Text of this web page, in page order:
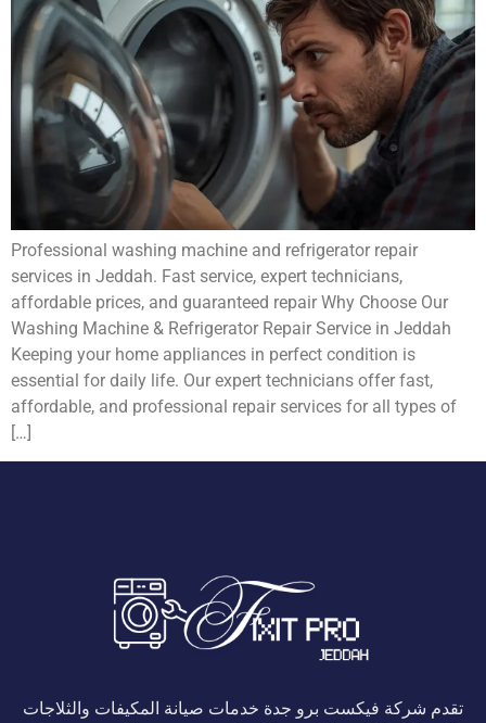
Professional washing machine and refrigerator repair
services in Jeddah. Fast service, expert technicians,
affordable prices, and guaranteed repair Why Choose Our
Washing Machine & Refrigerator Repair Service in Jeddah
Keeping your home appliances in perfect condition is
essential for daily life. Our expert technicians offer fast,
affordable, and professional repair services for all types of
[…]
تقدم شركة فيكست برو جدة خدمات صيانة المكيفات والثلاجات